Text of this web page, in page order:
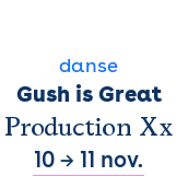
danse
Gush is Great
Production Xx
10 → 11 nov.